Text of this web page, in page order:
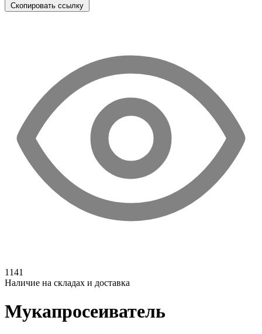
Скопировать ссылку
1141
Наличие на складах и доставка
Мукапросеиватель